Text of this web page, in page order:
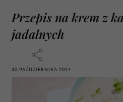
Przepis na krem z
jadalnych
30 PAŹDZIERNIKA 2014